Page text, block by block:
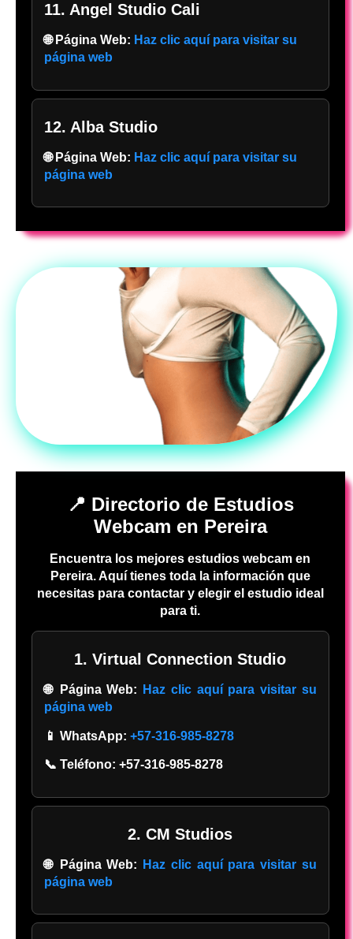
11. Angel Studio Cali
🌐 Página Web: Haz clic aquí para visitar su
página web
12. Alba Studio
🌐 Página Web: Haz clic aquí para visitar su
página web
📍 Directorio de Estudios
Webcam en Pereira
Encuentra los mejores estudios webcam en
Pereira. Aquí tienes toda la información que
necesitas para contactar y elegir el estudio ideal
para ti.
1. Virtual Connection Studio
🌐 Página Web:
Haz clic aquí para visitar su
página web
📱 WhatsApp: +57-316-985-8278
📞 Teléfono: +57-316-985-8278
2. CM Studios
🌐 Página Web:
Haz clic aquí para visitar su
página web